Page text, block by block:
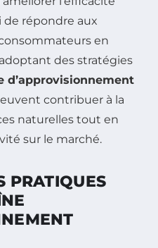
de répondre aux
en
des stratégies
d’approvisionnement
contribuer à la
naturelles tout en
sur le marché.
PRATIQUES